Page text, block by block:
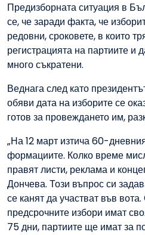
Предизборната ситуация в
се, че заради факта, че
редовни, сроковете, в които
регистрацията на партиите и
много съкратени.
Веднага след като
обяви дата на изборите се
готов за провеждането им,
„На 12 март изтича 60-
формациите. Колко време
правят листи, реклама и
Дончева. Този въпрос си
се канят да участват във
предсрочните избори имат
75 дни, партиите ще имат за